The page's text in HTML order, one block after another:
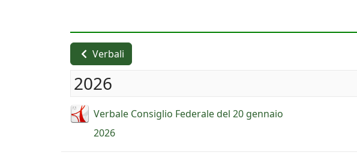
Verbali
2026
Verbale Consiglio Federale del 20 gennaio
2026